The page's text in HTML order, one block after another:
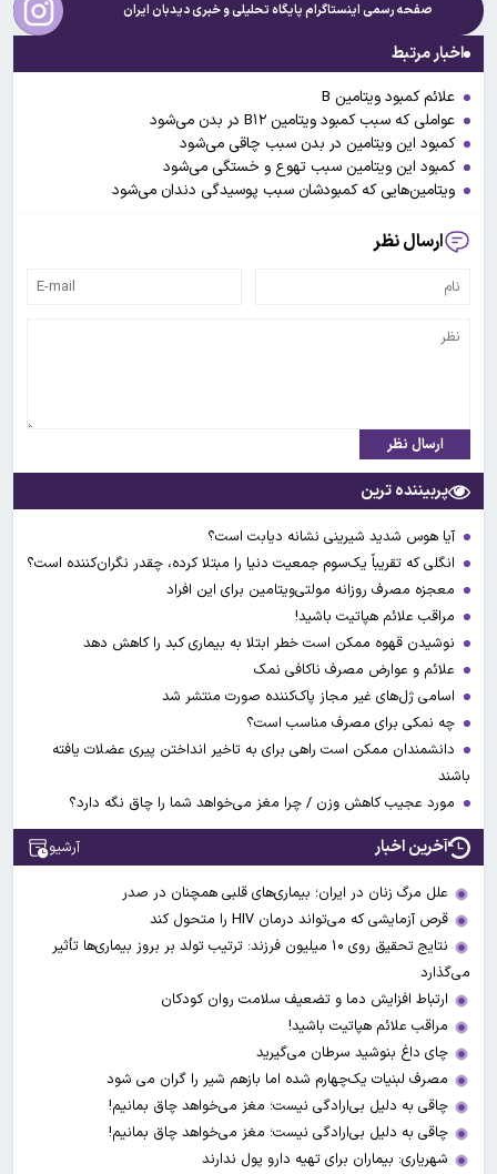
صفحه رسمی اینستاگرام پایگاه تحلیلی و خبریدیدبان ایران
اخبار مرتبط
علائم کمبود ویتامین B
عواملی که سبب کمبود ویتامین B۱۲ در بدن می‌شود
کمبود این ویتامین در بدن سبب چاقی می‌شود
کمبود این ویتامین سبب تهوع و خستگی می‌شود
ویتامین‌هایی که کمبودشان سبب پوسیدگی دندان می‌شود
ارسال نظر
ارسال نظر
پربیننده ترین
آیا هوس شدید شیرینی نشانه دیابت است؟
انگلی که تقریباً یک‌سوم جمعیت دنیا را مبتلا کرده، چقدر نگران‌کننده است؟
معجزه مصرف روزانه مولتی‌ویتامین برای این افراد
مراقب علائم هپاتیت باشید!
نوشیدن قهوه ممکن است خطر ابتلا به بیماری کبد را کاهش دهد
علائم و عوارض مصرف ناکافی نمک
اسامی ژل‌های غیر مجاز پاک‌کننده صورت منتشر شد
چه نمکی برای مصرف مناسب است؟
دانشمندان ممکن است راهی برای به تاخیر انداختن پیری عضلات یافته
باشند
مورد عجیب کاهش وزن / چرا مغز می‌خواهد شما را چاق نگه دارد؟
آخرین اخبار آرشیو
علل مرگ زنان در ایران؛ بیماری‌های قلبی همچنان در صدر
قرص آزمایشی که می‌تواند درمان HIV را متحول کند
نتایج تحقیق روی ۱۰ میلیون فرزند: ترتیب تولد بر بروز بیماری‌ها تأثیر
می‌گذارد
ارتباط افزایش دما و تضعیف سلامت روان کودکان
مراقب علائم هپاتیت باشید!
چای داغ بنوشید سرطان می‌گیرید
مصرف لبنیات یک‌چهارم شده اما بازهم شیر را گران می‌ شود
چاقی به دلیل بی‌ارادگی نیست؛ مغز می‌خواهد چاق بمانیم!
چاقی به دلیل بی‌ارادگی نیست؛ مغز می‌خواهد چاق بمانیم!
شهریاری: بیماران برای تهیه دارو پول ندارند